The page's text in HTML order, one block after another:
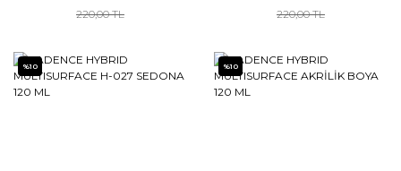
220,00 TL 220,00 TL
%10 %10